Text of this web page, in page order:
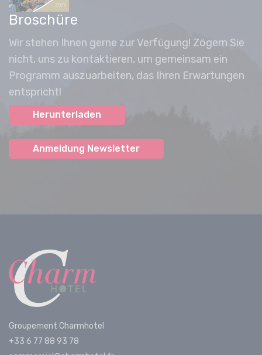
Broschüre
Wir stehen Ihnen gerne zur Verfügung! Zögern Sie
nicht, uns zu kontaktieren, um gemeinsam ein
Programm auszuarbeiten, das Ihren Erwartungen
entspricht!
Herunterladen
Anmeldung Newsletter
Groupement Charmhotel
+33 6 77 88 93 78